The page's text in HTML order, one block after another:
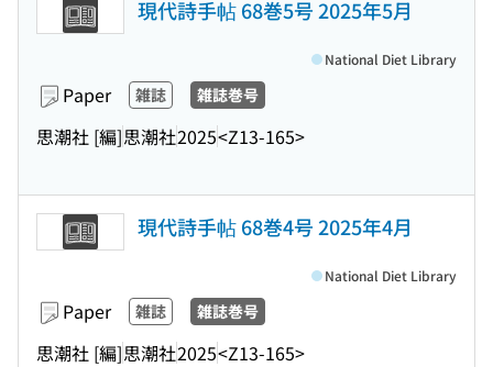
現代詩手帖 68巻5号 2025年5月
Paper 雑誌 雑誌巻号
思潮社 [編]思潮社2025<Z13-165>
National Diet Library
現代詩手帖 68巻4号 2025年4月
Paper 雑誌 雑誌巻号
思潮社 [編]思潮社2025<Z13-165>
National Diet Library